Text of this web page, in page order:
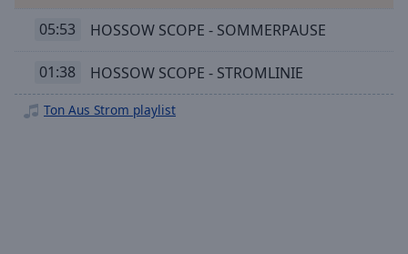
selected
Subtitles
subtitles
settings,
05:53 HOSSOW SCOPE - SOMMERPAUSE
01:38 HOSSOW SCOPE - STROMLINIE
Ton Aus Strom playlist